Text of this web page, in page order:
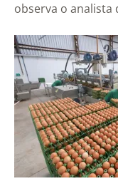
observa o analista